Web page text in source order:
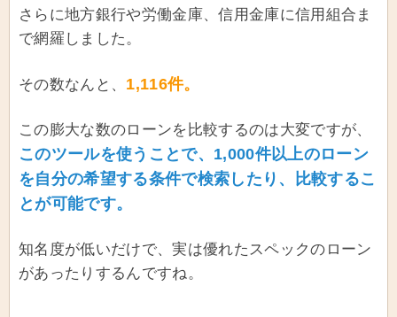
さらに地方銀行や労働金庫、信用金庫に信用組合ま
で網羅しました。
その数なんと、 1,116件。
この膨大な数のローンを比較するのは大変ですが、
このツールを使うことで、1,000件以上のローン
を自分の希望する条件で検索したり、比較するこ
とが可能です。
知名度が低いだけで、実は優れたスペックのローン
があったりするんですね。